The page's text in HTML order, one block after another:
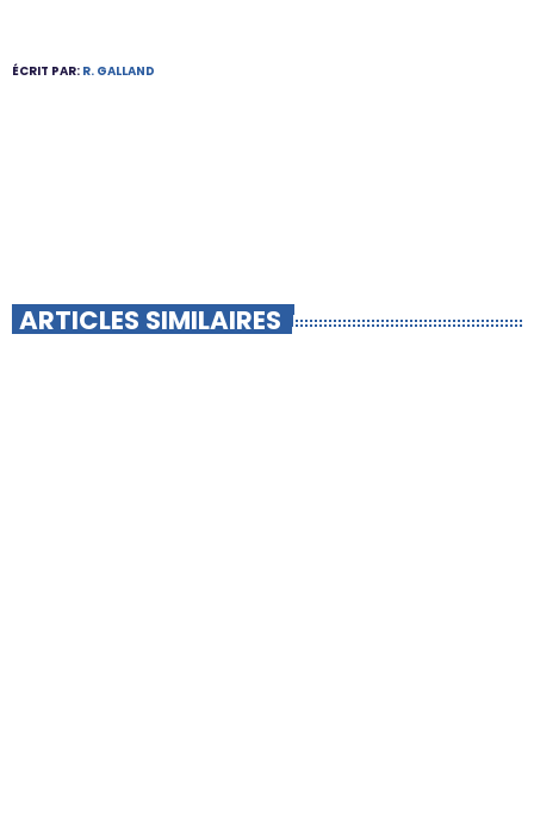
ÉCRIT PAR: R. GALLAND
ARTICLES SIMILAIRES